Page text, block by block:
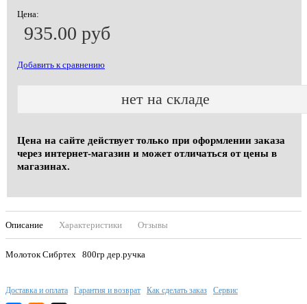
Цена:
935.00 руб
Добавить к сравнению
нет на складе
Цена на сайте действует только при оформлении заказа
через интернет-магазин и может отличаться от цены в
магазинах.
Описание Характеристики Отзывы
Молоток Сибртех 800гр дер.ручка
Доставка и оплата Гарантия и возврат Как сделать заказ Сервис